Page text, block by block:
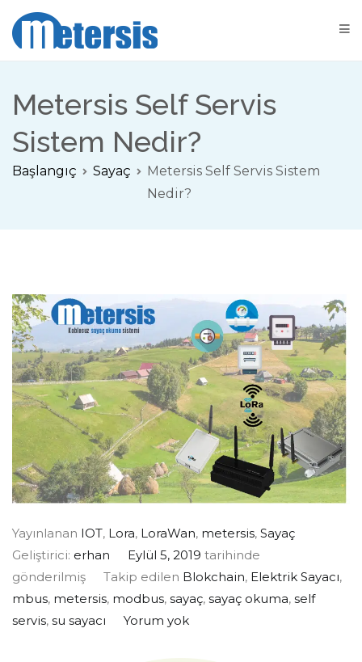
Metersis Self Servis
Sistem Nedir?
Başlangıç Sayaç
Metersis Self Servis Sistem
Nedir?
Yayınlanan IOT, Lora, LoraWan, metersis, Sayaç
Geliştirici: erhan Eylül 5, 2019 tarihinde
gönderilmiş
Takip edilen Blokchain, Elektrik Sayacı,
mbus, metersis, modbus, sayaç, sayaç okuma, self
servis, su sayacı Yorum yok